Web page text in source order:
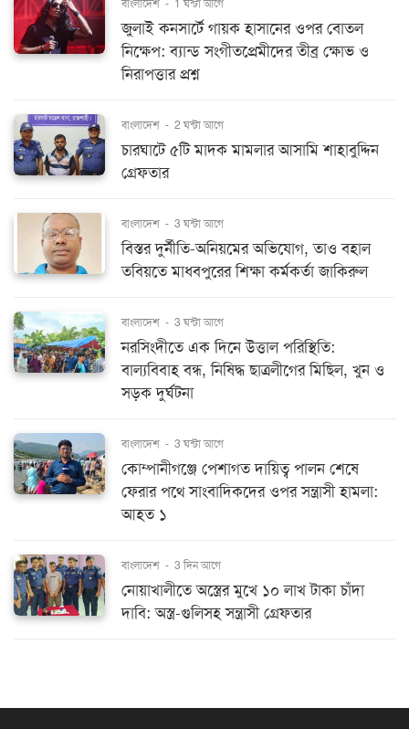
বাংলাদেশ - 1 ঘন্টা আগে
জুলাই কনসার্টে গায়ক হাসানের ওপর বোতল
নিক্ষেপ: ব্যান্ড সংগীতপ্রেমীদের তীব্র ক্ষোভ ও
নিরাপত্তার প্রশ্ন
বাংলাদেশ - 2 ঘন্টা আগে
চারঘাটে ৫টি মাদক মামলার আসামি শাহাবুদ্দিন
গ্রেফতার
বাংলাদেশ - 3 ঘন্টা আগে
বিস্তর দুর্নীতি-অনিয়মের অভিযোগ, তাও বহাল
তবিয়তে মাধবপুরের শিক্ষা কর্মকর্তা জাকিরুল
বাংলাদেশ - 3 ঘন্টা আগে
নরসিংদীতে এক দিনে উত্তাল পরিস্থিতি:
বাল্যবিবাহ বন্ধ, নিষিদ্ধ ছাত্রলীগের মিছিল, খুন ও
সড়ক দুর্ঘটনা
বাংলাদেশ - 3 ঘন্টা আগে
কোম্পানীগঞ্জে পেশাগত দায়িত্ব পালন শেষে
ফেরার পথে সাংবাদিকদের ওপর সন্ত্রাসী হামলা:
আহত ১
বাংলাদেশ - 3 দিন আগে
নোয়াখালীতে অস্ত্রের মুখে ১০ লাখ টাকা চাঁদা
দাবি: অস্ত্র-গুলিসহ সন্ত্রাসী গ্রেফতার